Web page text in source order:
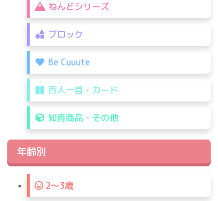
ねんどシリーズ
ブロック
Be Cuuute
百人一首・カード
知育商品・その他
年齢別
2〜3歳